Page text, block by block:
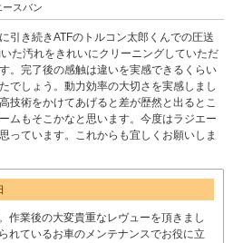
ースバン
引き続きATFのトルコン太郎くんでの圧送
た汚れをきれいにクリーニングしていただ
。完了後の感触は違いを実感できるくらい
でしょう。動力効率の大切さを実感しまし
技術をかけてあげると差が歴然と出るとこ
ムもそこかなと思います。今度はラジエー
っています。これからも宜しくお願いしま
作業後の大変貴重なレヴューを頂きまし
れているお車のメンテナンスでお役に立